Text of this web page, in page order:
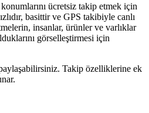
ücretsiz takip etmek için
basittir ve GPS takibiyle canlı
insanlar, ürünler ve varlıklar
görselleştirmesi için
Takip özelliklerine ek